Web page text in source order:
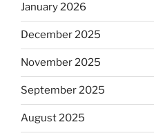
January 2026
December 2025
November 2025
September 2025
August 2025